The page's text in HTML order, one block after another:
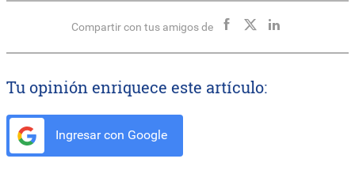
Compartir con tus amigos de
Tu opinión enriquece este artículo:
Ingresar con Google